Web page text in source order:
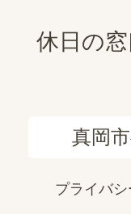
休日の
真岡
プライバ